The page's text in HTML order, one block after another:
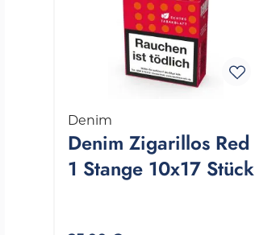
Denim
Denim Zigarillos Red
1 Stange 10x17 Stück